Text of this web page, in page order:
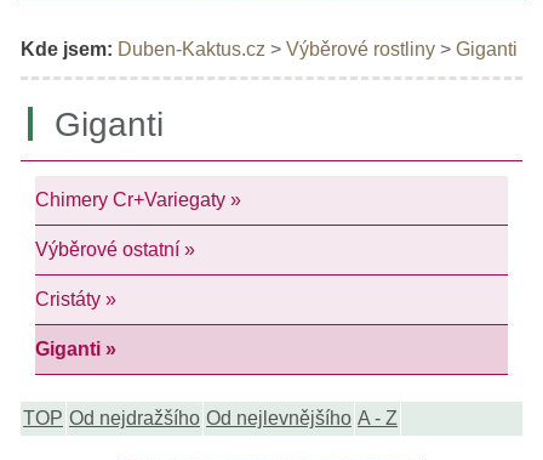
Kde jsem: Duben-Kaktus.cz > Výběrové rostliny > Giganti
Giganti
Chimery Cr+Variegaty »
Výběrové ostatní »
Cristáty »
Giganti »
TOP Od nejdražšího Od nejlevnějšího A - Z